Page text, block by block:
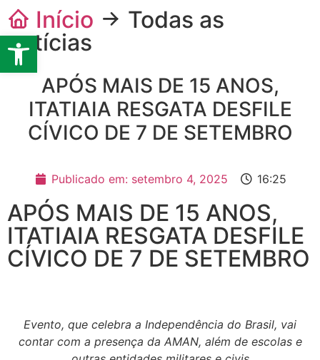
Barra de Ferramentas
Início
Todas as
notícias
APÓS MAIS DE 15 ANOS,
ITATIAIA RESGATA DESFILE
CÍVICO DE 7 DE SETEMBRO
Publicado em: setembro 4, 2025 16:25
APÓS MAIS DE 15 ANOS,
ITATIAIA RESGATA DESFILE
CÍVICO DE 7 DE SETEMBRO
Evento, que celebra a Independência do Brasil, vai
contar com a presença da AMAN, além de escolas e